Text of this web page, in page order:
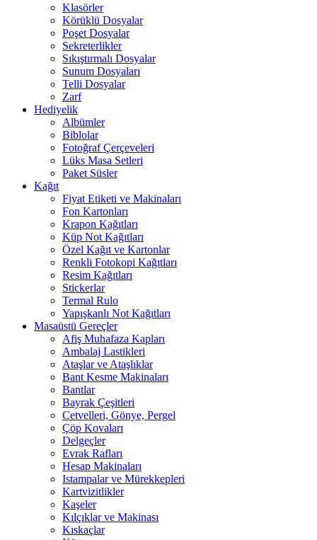
Klasörler
Körüklü Dosyalar
Poşet Dosyalar
Sekreterlikler
Sıkıştırmalı Dosyalar
Sunum Dosyaları
Telli Dosyalar
Zarf
Hediyelik
Albümler
Biblolar
Fotoğraf Çerçeveleri
Lüks Masa Setleri
Paket Süsler
Kağıt
Fiyat Etiketi ve Makinaları
Fon Kartonları
Krapon Kağıtları
Küp Not Kağıtları
Özel Kağıt ve Kartonlar
Renkli Fotokopi Kağıtları
Resim Kağıtları
Stickerlar
Termal Rulo
Yapışkanlı Not Kağıtları
Masaüstü Gereçler
Afiş Muhafaza Kapları
Ambalaj Lastikleri
Ataşlar ve Ataşlıklar
Bant Kesme Makinaları
Bantlar
Bayrak Çeşitleri
Cetvelleri, Gönye, Pergel
Çöp Kovaları
Delgeçler
Evrak Rafları
Hesap Makinaları
Istampalar ve Mürekkepleri
Kartvizitlikler
Kaşeler
Kılçıklar ve Makinası
Kıskaçlar